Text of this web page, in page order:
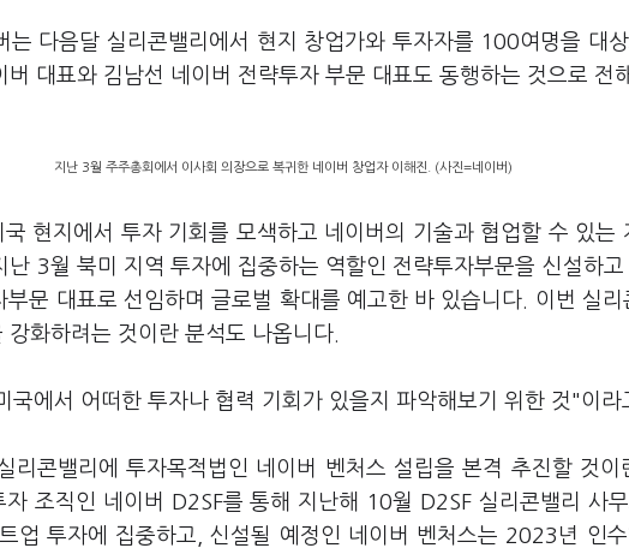
는 다음달 실리콘밸리에서 현지 창업가와 투자자를 100여명을 대
버 대표와 김남선 네이버 전략투자 부문 대표도 동행하는 것으로 전
지난 3월 주주총회에서 이사회 의장으로 복귀한 네이버 창업자 이해진. (사진=네이버)
현지에서 투자 기회를 모색하고 네이버의 기술과 협업할 수 있는
난 3월 북미 지역 투자에 집중하는 역할인 전략투자부문을 신설하고
문 대표로 선임하며 글로벌 확대를 예고한 바 있습니다. 이번 실
화하려는 것이란 분석도 나옵니다.
국에서 어떠한 투자나 협력 기회가 있을지 파악해보기 위한 것"이라
리콘밸리에 투자목적법인 네이버 벤처스 설립을 본격 추진할 것이
조직인 네이버 D2SF를 통해 지난해 10월 D2SF 실리콘밸리 사
업 투자에 집중하고, 신설될 예정인 네이버 벤처스는 2023년 인